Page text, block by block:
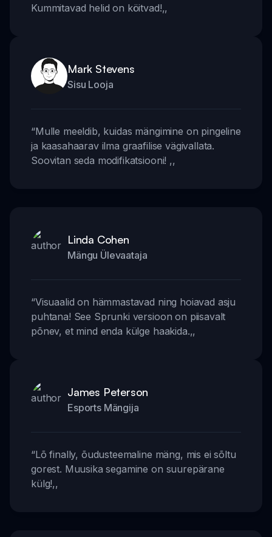
Kummitavad helid on köitvad!,,
Mark Stevens
Sisu Looja
“Mulle meeldib, kuidas mängimine on pingeline
ja kaasahaarav ilma graafilise vägivallata.
Soovitan seda modifikatsiooni! ,,
Linda Cohen
Mängu Ülevaataja
“Visuaalid on hämmastavad ning hoiavad asju
puhtana! See Sprunki versioon on piisavalt
põnev, et mind enda külge haakida.,,
James Peterson
Esports Mängija
“Lõ finally, õudusteemaline mäng, mis ei sõltu
gorest. Muusika segamine on suurepärane
külg!,,